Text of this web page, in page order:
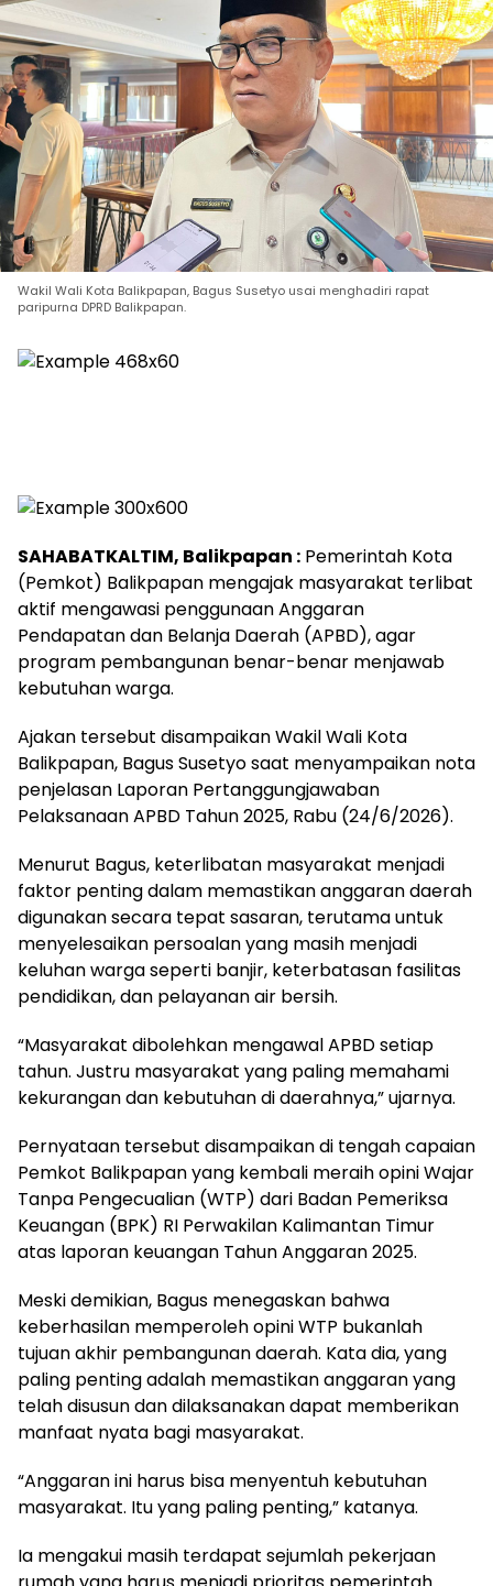
Wakil Wali Kota Balikpapan, Bagus Susetyo usai menghadiri rapat
paripurna DPRD Balikpapan.
SAHABATKALTIM, Balikpapan : Pemerintah Kota
(Pemkot) Balikpapan mengajak masyarakat terlibat
aktif mengawasi penggunaan Anggaran
Pendapatan dan Belanja Daerah (APBD), agar
program pembangunan benar-benar menjawab
kebutuhan warga.
Ajakan tersebut disampaikan Wakil Wali Kota
Balikpapan, Bagus Susetyo saat menyampaikan nota
penjelasan Laporan Pertanggungjawaban
Pelaksanaan APBD Tahun 2025, Rabu (24/6/2026).
Menurut Bagus, keterlibatan masyarakat menjadi
faktor penting dalam memastikan anggaran daerah
digunakan secara tepat sasaran, terutama untuk
menyelesaikan persoalan yang masih menjadi
keluhan warga seperti banjir, keterbatasan fasilitas
pendidikan, dan pelayanan air bersih.
“Masyarakat dibolehkan mengawal APBD setiap
tahun. Justru masyarakat yang paling memahami
kekurangan dan kebutuhan di daerahnya,” ujarnya.
Pernyataan tersebut disampaikan di tengah capaian
Pemkot Balikpapan yang kembali meraih opini Wajar
Tanpa Pengecualian (WTP) dari Badan Pemeriksa
Keuangan (BPK) RI Perwakilan Kalimantan Timur
atas laporan keuangan Tahun Anggaran 2025.
Meski demikian, Bagus menegaskan bahwa
keberhasilan memperoleh opini WTP bukanlah
tujuan akhir pembangunan daerah. Kata dia, yang
paling penting adalah memastikan anggaran yang
telah disusun dan dilaksanakan dapat memberikan
manfaat nyata bagi masyarakat.
“Anggaran ini harus bisa menyentuh kebutuhan
masyarakat. Itu yang paling penting,” katanya.
Ia mengakui masih terdapat sejumlah pekerjaan